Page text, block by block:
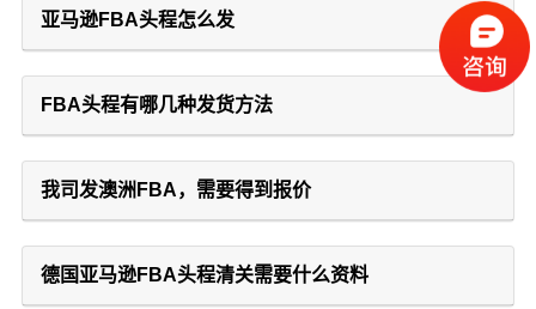
亚马逊FBA头程怎么发
FBA头程有哪几种发货方法
我司发澳洲FBA，需要得到报价
德国亚马逊FBA头程清关需要什么资料